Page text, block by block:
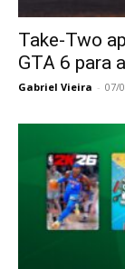
Take-Two
GTA 6 para
Gabriel Vieira - 07/